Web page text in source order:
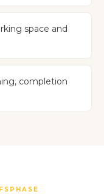
space and
completion